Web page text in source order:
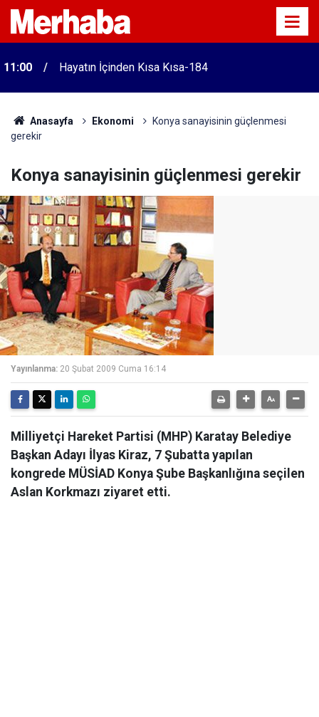
11:00 Hayatın İçinden Kısa Kısa-184
Anasayfa Ekonomi
Konya sanayisinin güçlenmesi
gerekir
Konya sanayisinin güçlenmesi gerekir
Yayınlanma: 20 Şubat 2009 Cuma 16:14
Milliyetçi Hareket Partisi (MHP) Karatay Belediye
Başkan Adayı İlyas Kiraz, 7 Şubatta yapılan
kongrede MÜSİAD Konya Şube Başkanlığına seçilen
Aslan Korkmazı ziyaret etti.